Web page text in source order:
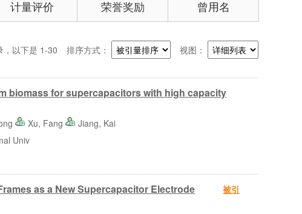
计量评价 荣誉奖励 曾用名
视图：
排序方式：
，以下是 1-30
biomass for supercapacitors with high capacity
Xu, Fang
Jiang, Kai
Univ
as a New Supercapacitor Electrode
被引